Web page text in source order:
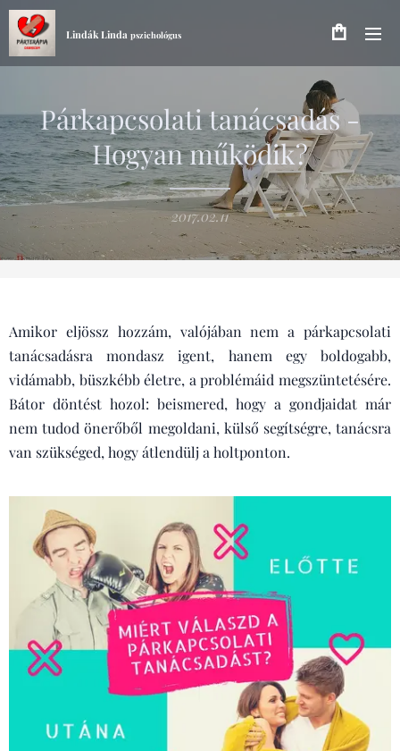
Lindák Linda pszichológus
Párkapcsolati tanácsadás -
Hogyan működik?
2017.02.11
Amikor eljössz hozzám, valójában nem a párkapcsolati
tanácsadásra mondasz igent, hanem egy boldogabb,
vidámabb, büszkébb életre, a problémáid megszüntetésére.
Bátor döntést hozol: beismered, hogy a gondjaidat már
nem tudod önerőből megoldani, külső segítségre, tanácsra
van szükséged, hogy átlendülj a holtponton.